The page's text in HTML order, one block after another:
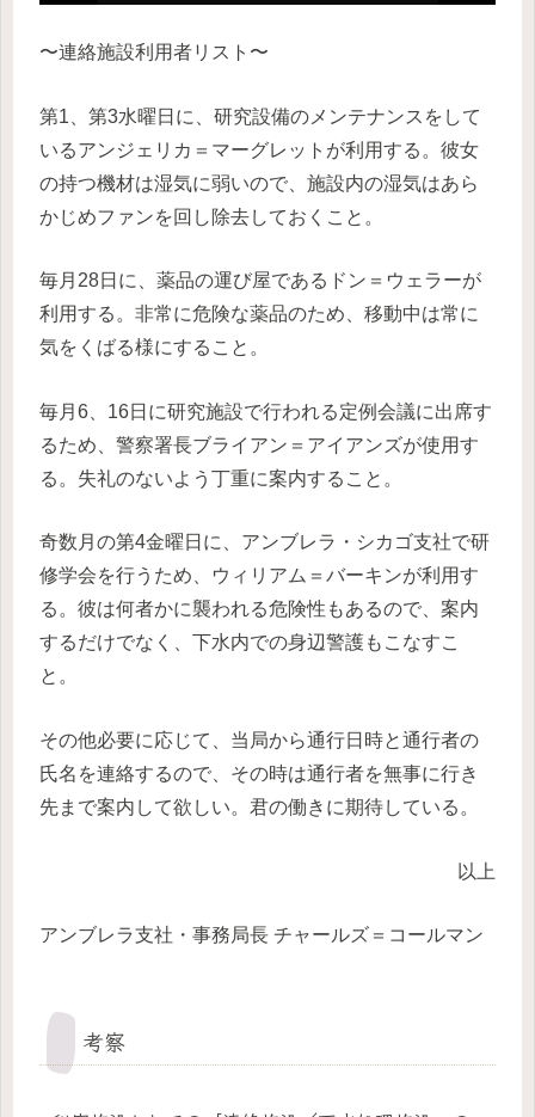
〜連絡施設利用者リスト〜
第1、第3水曜日に、研究設備のメンテナンスをして
いるアンジェリカ＝マーグレットが利用する。彼女
の持つ機材は湿気に弱いので、施設内の湿気はあら
かじめファンを回し除去しておくこと。
毎月28日に、薬品の運び屋であるドン＝ウェラーが
利用する。非常に危険な薬品のため、移動中は常に
気をくばる様にすること。
毎月6、16日に研究施設で行われる定例会議に出席す
るため、警察署長ブライアン＝アイアンズが使用す
る。失礼のないよう丁重に案内すること。
奇数月の第4金曜日に、アンブレラ・シカゴ支社で研
修学会を行うため、ウィリアム＝バーキンが利用す
る。彼は何者かに襲われる危険性もあるので、案内
するだけでなく、下水内での身辺警護もこなすこ
と。
その他必要に応じて、当局から通行日時と通行者の
氏名を連絡するので、その時は通行者を無事に行き
先まで案内して欲しい。君の働きに期待している。
以上
アンブレラ支社・事務局長 チャールズ＝コールマン
考察